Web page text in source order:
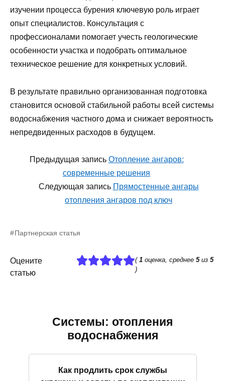
изучении процесса бурения ключевую роль играет
опыт специалистов. Консультация с
профессионалами помогает учесть геологические
особенности участка и подобрать оптимальное
техническое решение для конкретных условий.
В результате правильно организованная подготовка
становится основой стабильной работы всей системы
водоснабжения частного дома и снижает вероятность
непредвиденных расходов в будущем.
Предыдущая запись Отопление ангаров:
современные решения
Следующая запись Прямостенные ангары
отопления ангаров под ключ
Партнерская статья
Оцените
статью
(1оценка, среднее 5из 5
)
Системы: отопления
водоснабжения
Как продлить срок службы